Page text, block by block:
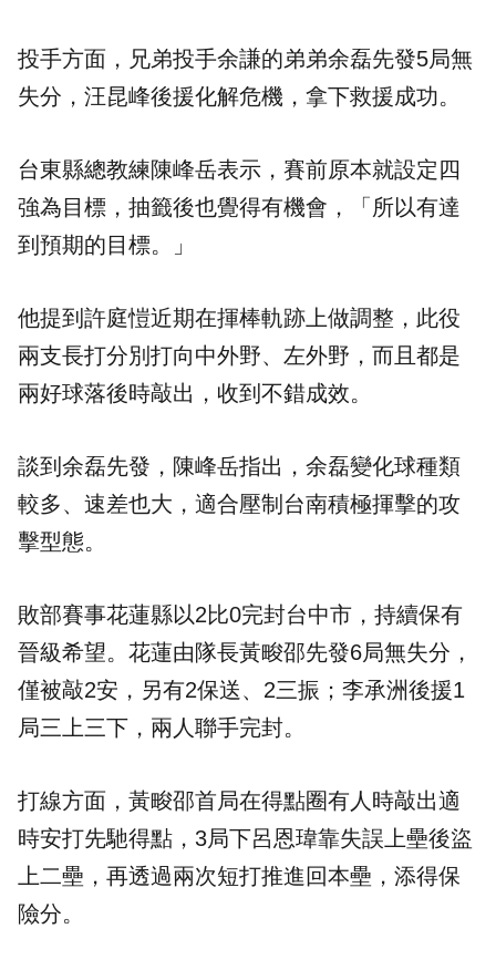
投手方面，兄弟投手余謙的弟弟余磊先發5局無
失分，汪昆峰後援化解危機，拿下救援成功。
台東縣總教練陳峰岳表示，賽前原本就設定四
強為目標，抽籤後也覺得有機會，「所以有達
到預期的目標。」
他提到許庭愷近期在揮棒軌跡上做調整，此役
兩支長打分別打向中外野、左外野，而且都是
兩好球落後時敲出，收到不錯成效。
談到余磊先發，陳峰岳指出，余磊變化球種類
較多、速差也大，適合壓制台南積極揮擊的攻
擊型態。
敗部賽事花蓮縣以2比0完封台中市，持續保有
晉級希望。花蓮由隊長黃畯邵先發6局無失分，
僅被敲2安，另有2保送、2三振；李承洲後援1
局三上三下，兩人聯手完封。
打線方面，黃畯邵首局在得點圈有人時敲出適
時安打先馳得點，3局下呂恩瑋靠失誤上壘後盜
上二壘，再透過兩次短打推進回本壘，添得保
險分。